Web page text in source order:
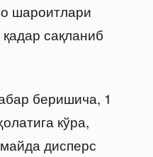
шароитлари
сақланиб
беришича, 1
кўра,
дисперс